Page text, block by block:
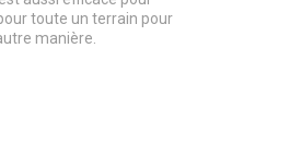
toute un terrain pour
manière.